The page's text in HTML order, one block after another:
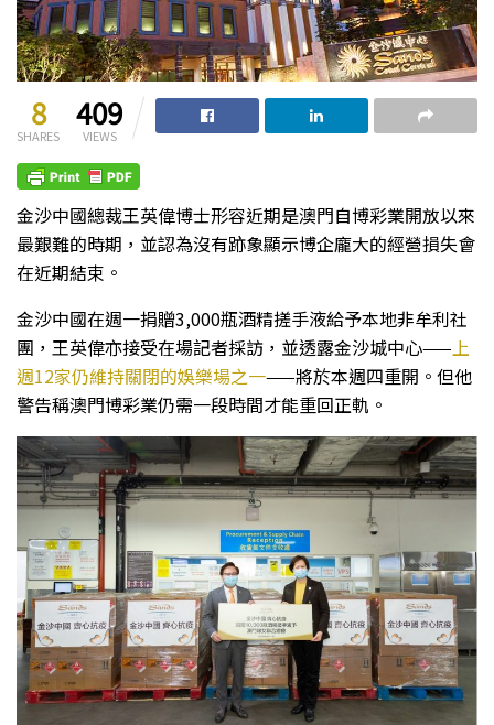
8
SHARES
409
VIEWS
金沙中國總裁王英偉博士形容近期是澳門自博彩業開放以來
最艱難的時期，並認為沒有跡象顯示博企龐大的經營損失會
在近期結束。
金沙中國在週一捐贈3,000瓶酒精搓手液給予本地非牟利社
團，王英偉亦接受在場記者採訪，並透露金沙城中心—— 上
週12家仍維持關閉的娛樂場之一——將於本週四重開。但他
警告稱澳門博彩業仍需一段時間才能重回正軌。